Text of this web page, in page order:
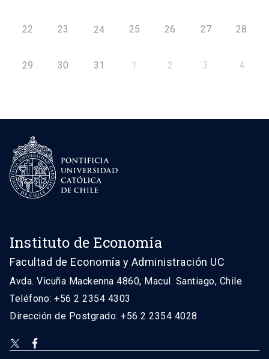
22 23 24 25 26 27 28
29 30 31 1 2 3 4
Instituto de Economía
Facultad de Economía y Administración UC
Avda. Vicuña Mackenna 4860, Macul. Santiago, Chile
Teléfono: +56 2 2354 4303
Dirección de Postgrado: +56 2 2354 4028